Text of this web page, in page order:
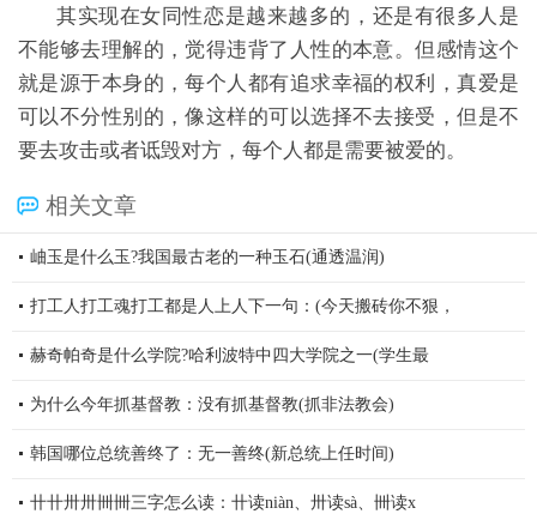
其实现在女同性恋是越来越多的，还是有很多人是
不能够去理解的，觉得违背了人性的本意。但感情这个
就是源于本身的，每个人都有追求幸福的权利，真爱是
可以不分性别的，像这样的可以选择不去接受，但是不
要去攻击或者诋毁对方，每个人都是需要被爱的。
相关文章
岫玉是什么玉?我国最古老的一种玉石(通透温润)
打工人打工魂打工都是人上人下一句：(今天搬砖你不狠，
赫奇帕奇是什么学院?哈利波特中四大学院之一(学生最
为什么今年抓基督教：没有抓基督教(抓非法教会)
韩国哪位总统善终了：无一善终(新总统上任时间)
卄卄卅卅卌卌三字怎么读：卄读niàn、卅读sà、卌读x